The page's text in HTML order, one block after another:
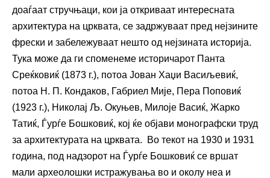
доаѓаат стручњаци, кои ја откриваат интересната
архитектура на црквата, се задржуваат пред нејзините
фрески и забележуваат нешто од нејзината историја.
Тука може да ги споменеме историчарот Панта
Среќковиќ (1873 г.), потоа Јован Хаџи Васиљевиќ,
потоа Н. П. Кондаков, Габриел Мије, Пера Поповиќ
(1923 г.), Николај Љ. Окуњев, Милоје Васиќ, Жарко
Татиќ, Ѓурѓе Бошковиќ, кој ќе објави монографски труд
за архитектурата на црквата. Во текот на 1930 и 1931
година, под надзорот на Ѓурѓе Бошковиќ се вршат
мали археолошки истражувања во и околу неа и